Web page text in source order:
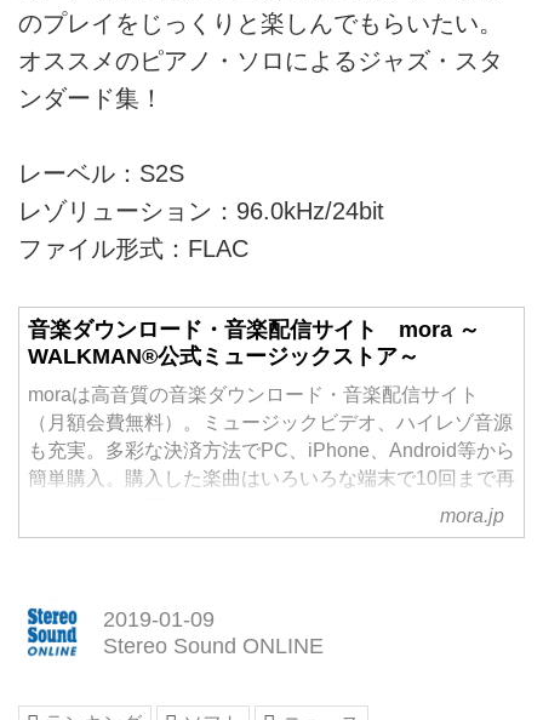
のプレイをじっくりと楽しんでもらいたい。
オススメのピアノ・ソロによるジャズ・スタ
ンダード集！
レーベル：S2S
レゾリューション：96.0kHz/24bit
ファイル形式：FLAC
音楽ダウンロード・音楽配信サイト mora ～
WALKMAN®公式ミュージックストア～
moraは高音質の音楽ダウンロード・音楽配信サイト
（月額会費無料）。ミュージックビデオ、ハイレゾ音源
も充実。多彩な決済方法でPC、iPhone、Android等から
簡単購入。購入した楽曲はいろいろな端末で10回まで再
mora.jp
2019-01-09
Stereo Sound ONLINE